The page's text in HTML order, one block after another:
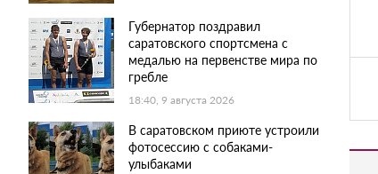
Губернатор поздравил
саратовского спортсмена с
медалью на первенстве мира по
гребле
18:40, 9 августа 2026
В саратовском приюте устроили
фотосессию с собаками-
улыбаками